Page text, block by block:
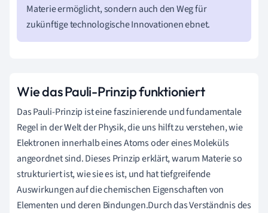
Materie ermöglicht, sondern auch den Weg für
zukünftige technologische Innovationen ebnet.
Wie das Pauli-Prinzip funktioniert
Das Pauli-Prinzip ist eine faszinierende und fundamentale
Regel in der Welt der Physik, die uns hilft zu verstehen, wie
Elektronen innerhalb eines Atoms oder eines Moleküls
angeordnet sind. Dieses Prinzip erklärt, warum Materie so
strukturiert ist, wie sie es ist, und hat tiefgreifende
Auswirkungen auf die chemischen Eigenschaften von
Elementen und deren Bindungen.Durch das Verständnis des